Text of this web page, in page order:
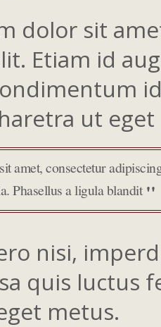
dolor sit
Etiam id
ut
amet, consectetur
Phasellus a ligula blandit
nisi,
quis luctus
metus.